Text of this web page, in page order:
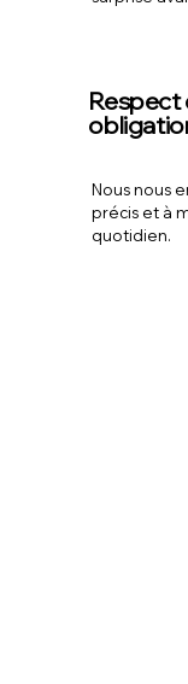
Respect
Nous nous
précis et à
quotidien.